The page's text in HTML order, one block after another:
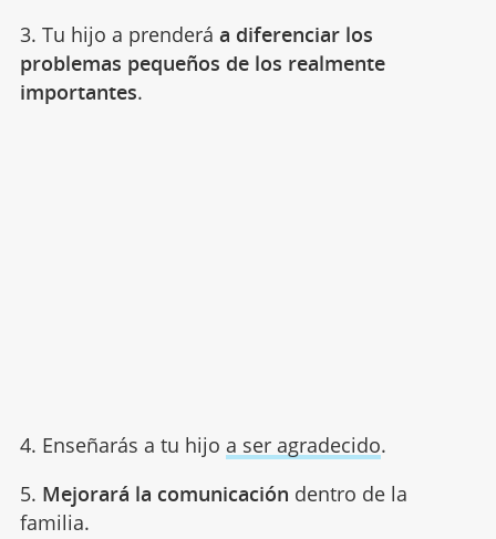
3. Tu hijo a prenderá a diferenciar los
problemas pequeños de los realmente
importantes.
4. Enseñarás a tu hijo a ser agradecido.
5. Mejorará la comunicación dentro de la
familia.